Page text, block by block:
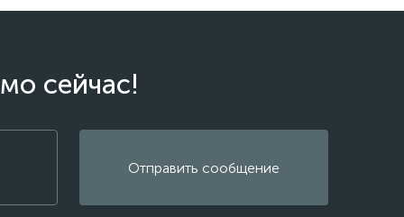
сейчас!
Отправить сообщение